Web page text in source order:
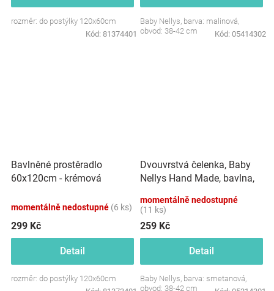
rozměr: do postýlky 120x60cm
Kód: 81374401
Baby Nellys, barva: malinová,
obvod: 38-42 cm
Kód: 05414302
Bavlněné prostěradlo
60x120cm - krémová
momentálně nedostupné (6 ks)
299 Kč
Detail
rozměr: do postýlky 120x60cm
Dvouvrstvá čelenka, Baby
Nellys Hand Made, bavlna,
80/98
momentálně nedostupné
(11 ks)
259 Kč
Detail
Baby Nellys, barva: smetanová,
obvod: 38-42 cm